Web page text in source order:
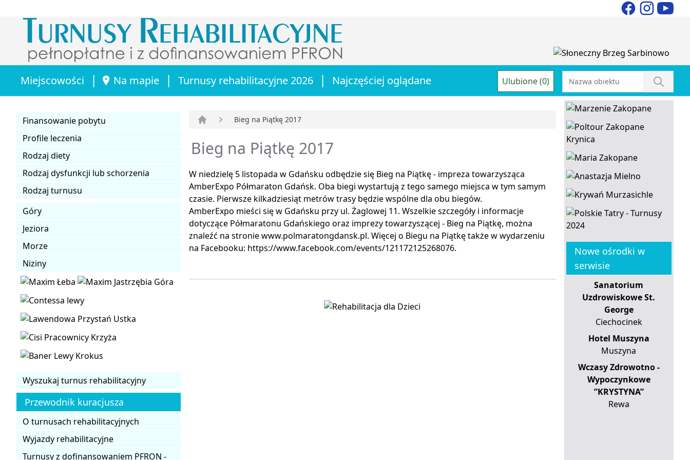
Miejscowości | Na mapie | Turnusy rehabilitacyjne 2026 | Najczęściej oglądane Ulubione (0)
Finansowanie pobytu
Profile leczenia
Rodzaj diety
Rodzaj dysfunkcji lub schorzenia
Rodzaj turnusu
Góry
Jeziora
Morze
Niziny
Wyszukaj turnus rehabilitacyjny
Przewodnik kuracjusza
O turnusach rehabilitacyjnych
Wyjazdy rehabilitacyjne
Turnusy z dofinansowaniem PFRON -
Bieg na Piątkę 2017
Bieg na Piątkę 2017
W niedzielę 5 listopada w Gdańsku odbędzie się Bieg na Piątkę - impreza towarzysząca
AmberExpo Półmaraton Gdańsk. Oba biegi wystartują z tego samego miejsca w tym samym
czasie. Pierwsze kilkadziesiąt metrów trasy będzie wspólne dla obu biegów.
AmberExpo mieści się w Gdańsku przy ul. Żaglowej 11. Wszelkie szczegóły i informacje
dotyczące Półmaratonu Gdańskiego oraz imprezy towarzyszącej - Bieg na Piątkę, można
znaleźć na stronie www.polmaratongdansk.pl. Więcej o Biegu na Piątkę także w wydarzeniu
na Facebooku: https://www.facebook.com/events/121172125268076.
Nowe ośrodki w
serwisie
Sanatorium
Uzdrowiskowe St.
George
Ciechocinek
Hotel Muszyna
Muszyna
Wczasy Zdrowotno -
Wypoczynkowe
”KRYSTYNA”
Rewa